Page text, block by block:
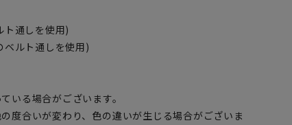
ト通しを使用)
ベルト通しを使用)
いる場合がございます。
度合いが変わり、色の違いが生じる場合がございま